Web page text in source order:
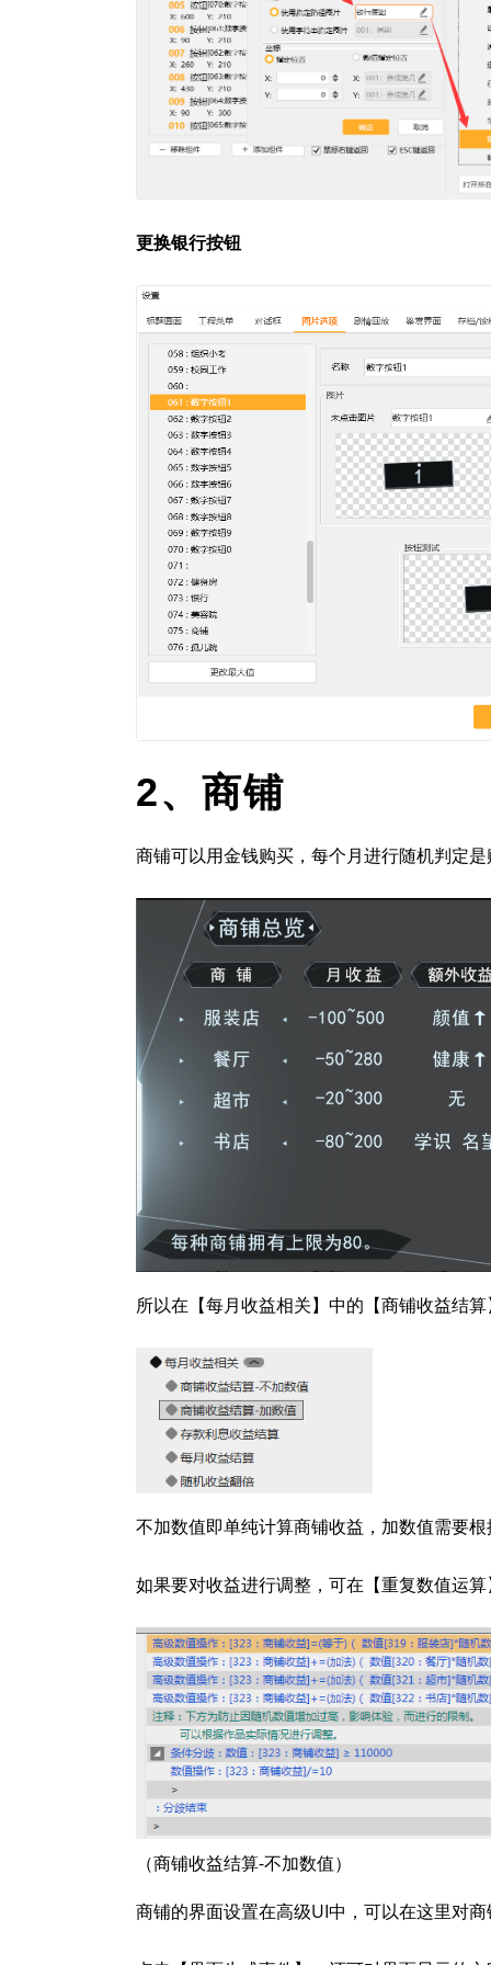
更换银行按钮
2、 商铺
商铺可以用金钱购买，每个月进行随机判定
所以在【每月收益相关】中的【商铺收益结
不加数值即单纯计算商铺收益，加数值需要
如果要对收益进行调整，可在【重复数值运
（商铺收益结算-不加数值）
商铺的界面设置在高级UI中，可以在这里对